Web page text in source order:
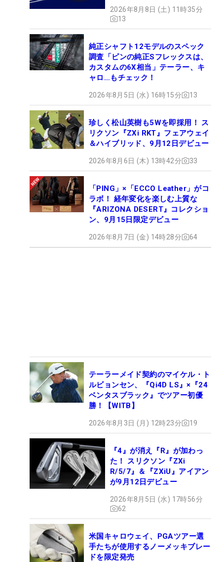
2026年8月8日 (土) 11時35分
13
純正シャフト12モデルのスペック
調査「ピンの純正Sフレックスは、
カスタムの6X相当」テーラー、キ
ャロ…もチェック！
2026年8月5日 (水) 16時15分 13
珍しく松山英樹も5Wを即採用！ ス
リクソン『ZXi RKT』フェアウェイ
＆ハイブリッド、9月12日デビュー
2026年8月6日 (木) 13時42分 33
「PING」×「ECCO Leather」がコ
ラボ！ 経年変化を楽しむ上質な
『ARIZONA DESERT』コレクショ
ン、9月15日限定デビュー
2026年8月7日 (金) 14時28分 64
テーラーメイド契約のマイケル・ト
ルビョンセン、『Qi4D LS』×『24
ベンタスブラック』でツアー初優
勝！【WITB】
2026年8月3日 (月) 12時23分 19
『4』が消え『R』が加わっ
た！ スリクソン『ZXi
R/5/7』＆『ZXiU』アイアン
が9月12日デビュー
2026年8月5日 (水) 17時56分
62
米国キャロウェイ、PGAツアー選
手たちが使用するノーメッキブレー
ドを限定発売